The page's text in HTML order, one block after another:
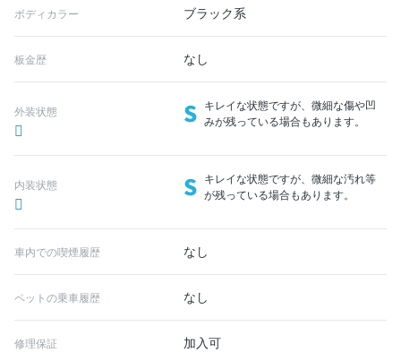
ボディカラー ブラック系
板金歴 なし
外装状態 S キレイな状態ですが、微細な傷や凹
みが残っている場合もあります。
内装状態 S キレイな状態ですが、微細な汚れ等
が残っている場合もあります。
車内での喫煙履歴 なし
ペットの乗車履歴 なし
修理保証 加入可